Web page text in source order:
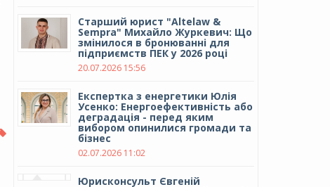
Cтарший юрист "Altelaw &
Sempra" Михайло Журкевич: Що
змінилося в бронюванні для
підприємств ПЕК у 2026 році
20.07.2026 15:56
Експертка з енергетики Юлія
Усенко: Енергоефективність або
деградація - перед яким
вибором опинилися громади та
бізнес
02.07.2026 11:02
Юрисконсульт Євгеній